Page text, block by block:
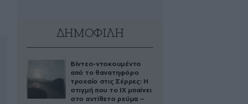
ΔΗΜΟΦΙΛΗ
Βίντεο-ντοκουμέντο
από το θανατηφόρο
τροχαίο στις Σέρρες: Η
στιγμή που το ΙΧ μπαίνει
στο αντίθετο ρεύμα –